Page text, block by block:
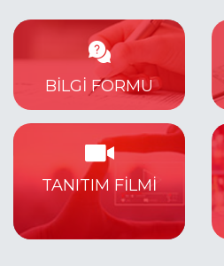
BILGI FORMU
TANITIM FİLMİ